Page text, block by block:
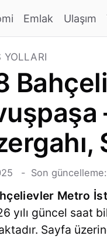
Emlak Ulaşım
YOLLARI
Son
Metro
yılı güncel saat
Sayfa